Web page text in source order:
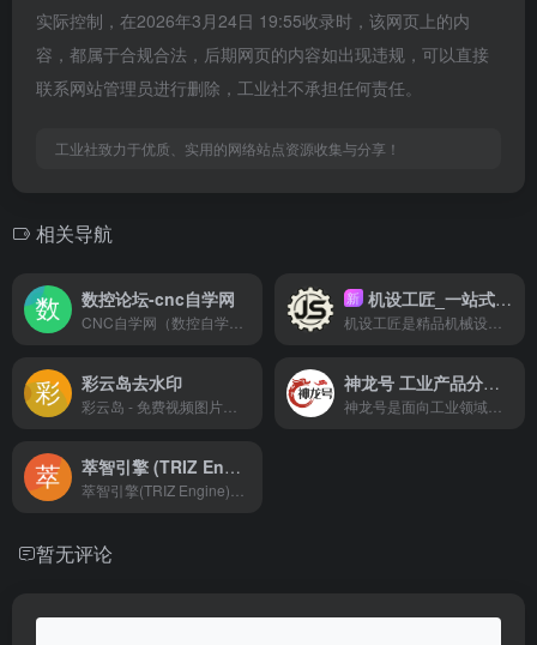
实际控制，在2026年3月24日 19:55收录时，该网页上的内
容，都属于合规合法，后期网页的内容如出现违规，可以直接
联系网站管理员进行删除，工业社不承担任何责任。
工业社致力于优质、实用的网络站点资源收集与分享！
相关导航
数控论坛-cnc自学网 新 机设工匠_一站式机械设计资源平台
彩云岛去水印 神龙号 工业产品分类信息网络服务平台
萃智引擎 (TRIZ Engine)
暂无评论